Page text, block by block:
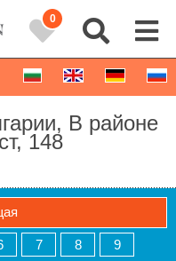
0
В районе
148
7 8
9